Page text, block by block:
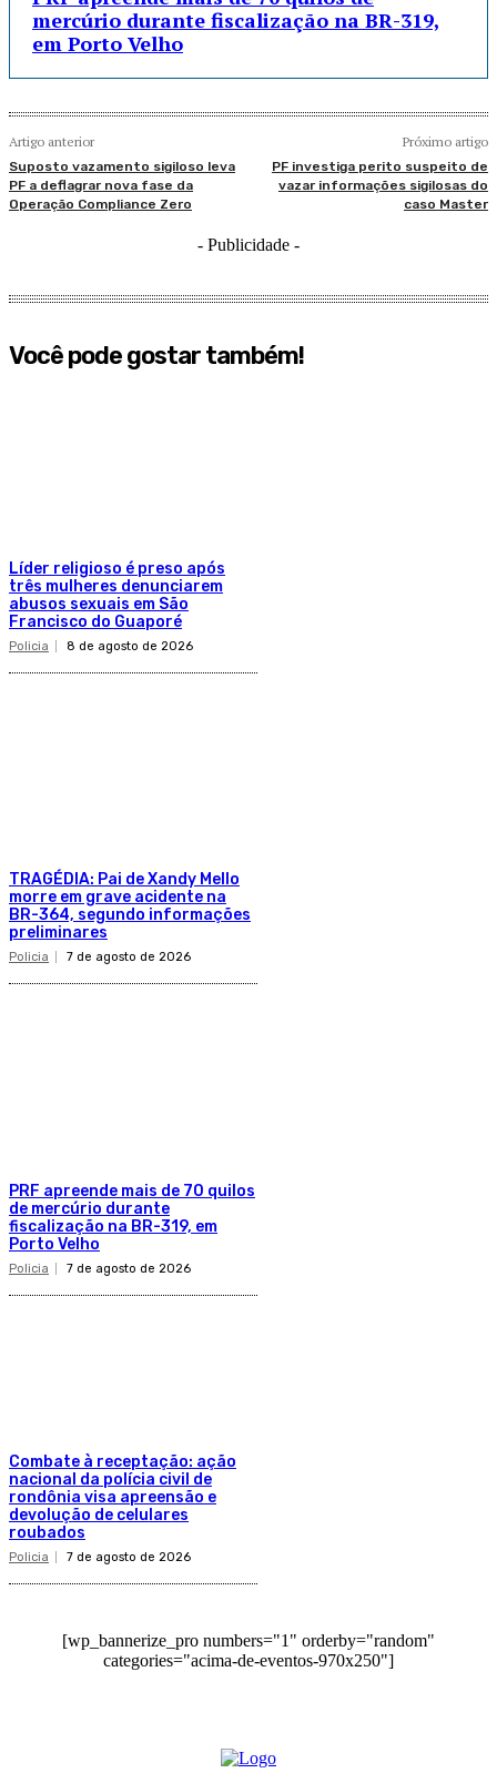
mercúrio durante fiscalização na BR-319,
em Porto Velho
Artigo anterior
Suposto vazamento sigiloso leva
PF a deflagrar nova fase da
Operação Compliance Zero
Próximo artigo
PF investiga perito suspeito de
vazar informações sigilosas do
caso Master
- Publicidade -
Você pode gostar também!
Líder religioso é preso após
três mulheres denunciarem
abusos sexuais em São
Francisco do Guaporé
Policia 8 de agosto de 2026
TRAGÉDIA: Pai de Xandy Mello
morre em grave acidente na
BR-364, segundo informações
preliminares
Policia 7 de agosto de 2026
PRF apreende mais de 70 quilos
de mercúrio durante
fiscalização na BR-319, em
Porto Velho
Policia 7 de agosto de 2026
Combate à receptação: ação
nacional da polícia civil de
rondônia visa apreensão e
devolução de celulares
roubados
Policia 7 de agosto de 2026
[wp_bannerize_pro numbers="1" orderby="random"
categories="acima-de-eventos-970x250"]